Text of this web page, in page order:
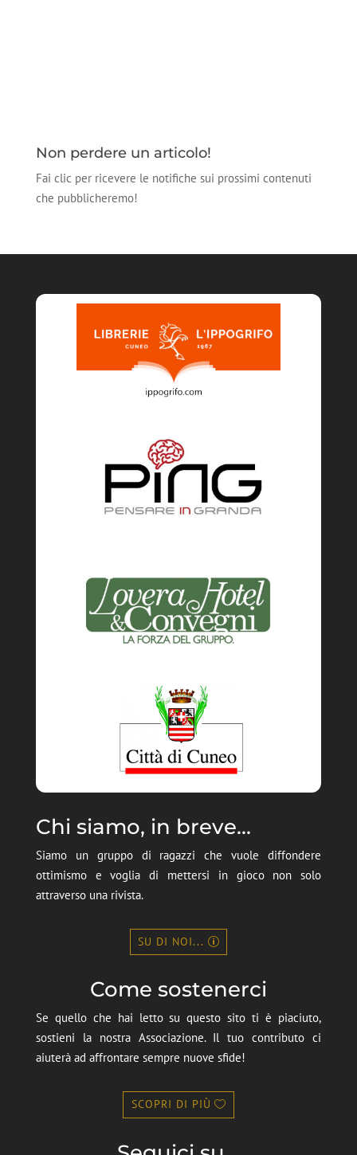
Non perdere un articolo!
Fai clic per ricevere le notifiche sui prossimi contenuti
che pubblicheremo!
Chi siamo, in breve...
Siamo un gruppo di ragazzi che vuole diffondere
ottimismo e voglia di mettersi in gioco non solo
attraverso una rivista.
SU DI NOI...
Come sostenerci
Se quello che hai letto su questo sito ti è piaciuto,
sostieni la nostra Associazione. Il tuo contributo ci
aiuterà ad affrontare sempre nuove sfide!
SCOPRI DI PIÙ